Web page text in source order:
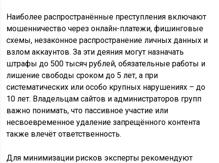
Наиболее распространённые преступления включают
мошенничество через онлайн-платежи, фишинговые
схемы, незаконное распространение личных данных и
взлом аккаунтов. За эти деяния могут назначать
штрафы до 500 тысяч рублей, обязательные работы и
лишение свободы сроком до 5 лет, а при
систематических или особо крупных нарушениях – до
10 лет. Владельцам сайтов и администраторов групп
важно понимать, что пассивное участие или
несвоевременное удаление запрещённого контента
также влечёт ответственность.
Для минимизации рисков эксперты рекомендуют